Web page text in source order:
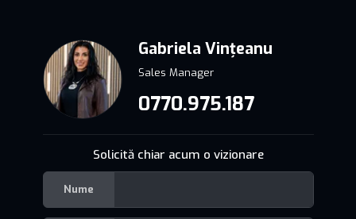
Gabriela Vințeanu
Sales Manager
0770.975.187
Solicită chiar acum o vizionare
Nume